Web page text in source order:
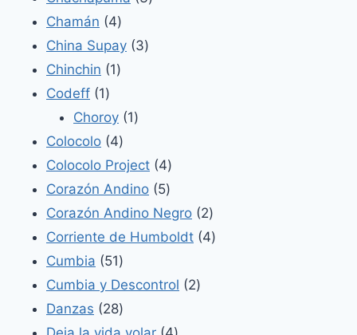
Chamán 44
productos
China Supay 33
Chinchin 11
Codeff 11
producto
Choroy 11
Colocolo 44
productos
Colocolo Project 44
productos
Corazón Andino 55
productos
Corazón Andino Negro 22
productos
Corriente de Humboldt 44
Cumbia 5151
productos
Cumbia y Descontrol 22
Danzas 2828
productos4